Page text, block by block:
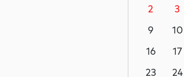
İqtisadiyyat
Elm
2
3
9
10
16
17
23
24